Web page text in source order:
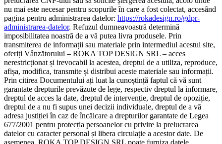
nu mai este necesar pentru scopurile în care a fost colectat, accesând
pagina pentru administrarea datelor: https://rokadesign.ro/gdpr-
administrarea-datelor. Refuzul dumneavoastră determină
imposibilitatea noastră de a vă putea livra produsele. Prin
transmiterea de informații sau materiale prin intermediul acestui site,
oferiți Vânzătorului – ROKA TOP DESIGN SRL – acces
nerestricționat și irevocabil la acestea, dreptul de a utiliza, reproduce,
afișa, modifica, transmite și distribui aceste materiale sau informații.
Prin citirea Documentului ați luat la cunoștință faptul că vă sunt
garantate drepturile prevăzute de lege, respectiv dreptul la informare,
dreptul de acces la date, dreptul de intervenție, dreptul de opoziție,
dreptul de a nu fi supus unei decizii individuale, dreptul de a vă
adresa justiției în caz de încălcare a drepturilor garantate de Legea
677/2001 pentru protecția persoanelor cu privire la prelucrarea
datelor cu caracter personal și libera circulație a acestor date. De
asemenea, ROKA TOP DESIGN SRL poate furniza datele